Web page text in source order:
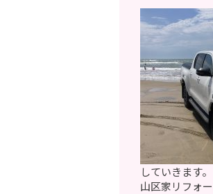
していきます
山区家リフォ